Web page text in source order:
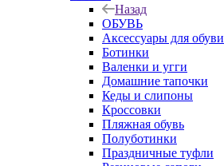
Назад
ОБУВЬ
Аксессуары для обуви
Ботинки
Валенки и угги
Домашние тапочки
Кеды и слипоны
Кроссовки
Пляжная обувь
Полуботинки
Праздничные туфли